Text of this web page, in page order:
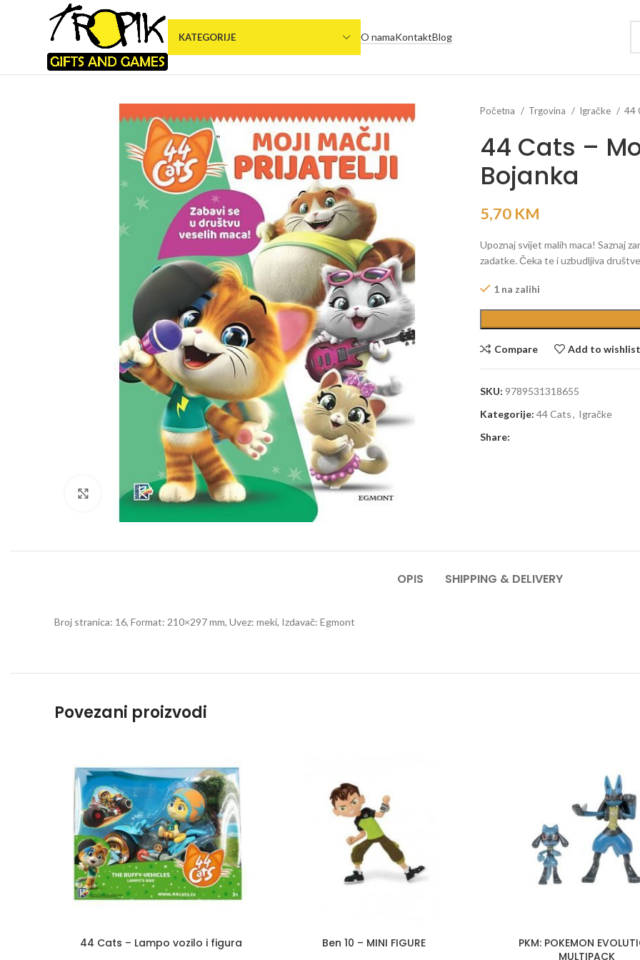
KATEGORIJE O namaKontaktBlog
Click to enlarge
Početna Trgovina Igračke 44
44 Cats –
Bojanka
5,70 KM
Upoznaj svijet malih maca! Saznaj
zadatke. Čeka te i uzbudljiva
1 na zalihi
Compare Add to wishlist
SKU: 9789531318655
Kategorije: 44 Cats, Igračke
Share:
OPIS SHIPPING & DELIVERY
Broj stranica: 16, Format: 210×297 mm, Uvez: meki, Izdavač: Egmont
Povezani proizvodi
44 Cats – Lampo vozilo i figura Ben 10 – MINI FIGURE
PKM: POKEMON
MULTIPACK